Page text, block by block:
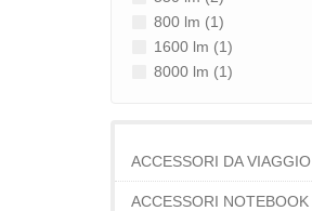
800 lm (1)
1600 lm (1)
8000 lm (1)
ACCESSORI DA VIAGGIO
ACCESSORI NOTEBOOK